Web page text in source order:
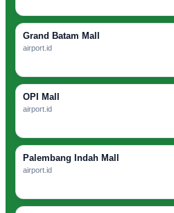
Grand Batam Mall
airport.id
OPI Mall
airport.id
Palembang Indah Mall
airport.id